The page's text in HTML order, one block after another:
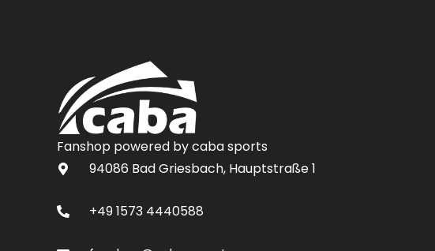
Fanshop powered by caba sports
94086 Bad Griesbach, Hauptstraße 1
+49 1573 4440588